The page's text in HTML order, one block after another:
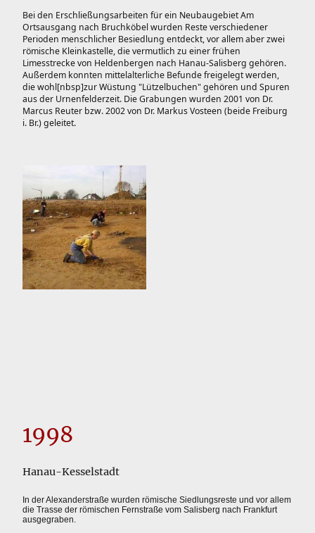
Bei den Erschließungsarbeiten für ein Neubaugebiet Am
Ortsausgang nach Bruchköbel wurden Reste verschiedener
Perioden menschlicher Besiedlung entdeckt, vor allem aber zwei
römische Kleinkastelle, die vermutlich zu einer frühen
Limesstrecke von Heldenbergen nach Hanau-Salisberg gehören.
Außerdem konnten mittelalterliche Befunde freigelegt werden,
die wohl[nbsp]zur Wüstung "Lützelbuchen" gehören und Spuren
aus der Urnenfelderzeit. Die Grabungen wurden 2001 von Dr.
Marcus Reuter bzw. 2002 von Dr. Markus Vosteen (beide Freiburg
i. Br.) geleitet.
1998
Hanau-Kesselstadt
In der Alexanderstraße wurden römische Siedlungsreste und vor allem
die Trasse der römischen Fernstraße vom Salisberg nach Frankfurt
ausgegraben.